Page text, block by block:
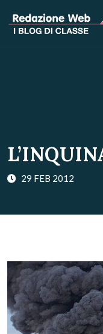
29 FEB 2012